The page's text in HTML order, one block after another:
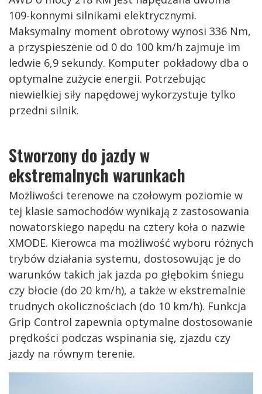
109-konnymi silnikami elektrycznymi.
Maksymalny moment obrotowy wynosi 336 Nm,
a przyspieszenie od 0 do 100 km/h zajmuje im
ledwie 6,9 sekundy. Komputer pokładowy dba o
optymalne zużycie energii. Potrzebując
niewielkiej siły napędowej wykorzystuje tylko
przedni silnik.
Stworzony do jazdy w
ekstremalnych warunkach
Możliwości terenowe na czołowym poziomie w
tej klasie samochodów wynikają z zastosowania
nowatorskiego napędu na cztery koła o nazwie
XMODE. Kierowca ma możliwość wyboru różnych
trybów działania systemu, dostosowując je do
warunków takich jak jazda po głębokim śniegu
czy błocie (do 20 km/h), a także w ekstremalnie
trudnych okolicznościach (do 10 km/h). Funkcja
Grip Control zapewnia optymalne dostosowanie
prędkości podczas wspinania się, zjazdu czy
jazdy na równym terenie.